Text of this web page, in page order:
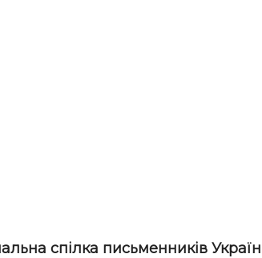
спілка письменників